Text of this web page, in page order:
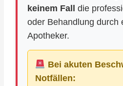
keinem Fall
die
oder Behandlung durch
Apotheker.
Bei akuten
Notfällen: